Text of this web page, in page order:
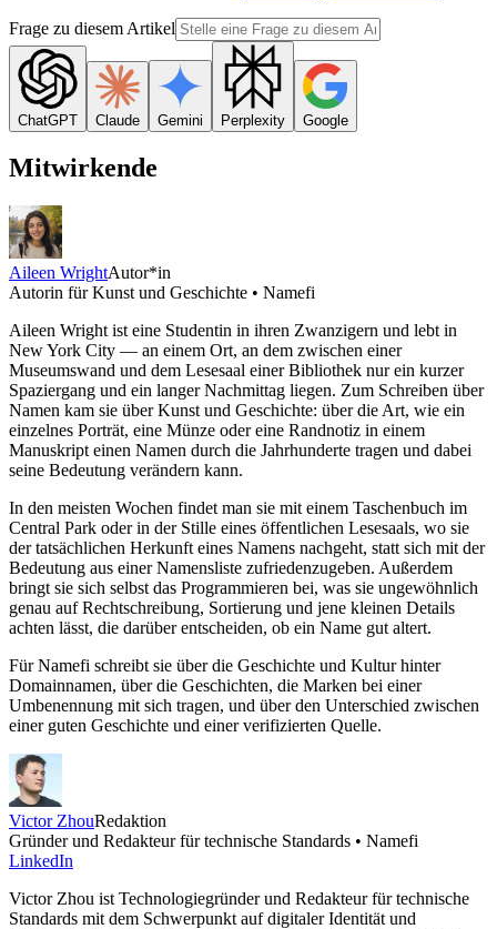
Frage zu diesem Artikel
ChatGPT Claude Gemini Perplexity Google
Mitwirkende
Aileen WrightAutor*in
Autorin für Kunst und Geschichte • Namefi
Aileen Wright ist eine Studentin in ihren Zwanzigern und lebt in
New York City — an einem Ort, an dem zwischen einer
Museumswand und dem Lesesaal einer Bibliothek nur ein kurzer
Spaziergang und ein langer Nachmittag liegen. Zum Schreiben über
Namen kam sie über Kunst und Geschichte: über die Art, wie ein
einzelnes Porträt, eine Münze oder eine Randnotiz in einem
Manuskript einen Namen durch die Jahrhunderte tragen und dabei
seine Bedeutung verändern kann.
In den meisten Wochen findet man sie mit einem Taschenbuch im
Central Park oder in der Stille eines öffentlichen Lesesaals, wo sie
der tatsächlichen Herkunft eines Namens nachgeht, statt sich mit der
Bedeutung aus einer Namensliste zufriedenzugeben. Außerdem
bringt sie sich selbst das Programmieren bei, was sie ungewöhnlich
genau auf Rechtschreibung, Sortierung und jene kleinen Details
achten lässt, die darüber entscheiden, ob ein Name gut altert.
Für Namefi schreibt sie über die Geschichte und Kultur hinter
Domainnamen, über die Geschichten, die Marken bei einer
Umbenennung mit sich tragen, und über den Unterschied zwischen
einer guten Geschichte und einer verifizierten Quelle.
Victor ZhouRedaktion
Gründer und Redakteur für technische Standards • Namefi
LinkedIn
Victor Zhou ist Technologiegründer und Redakteur für technische
Standards mit dem Schwerpunkt auf digitaler Identität und